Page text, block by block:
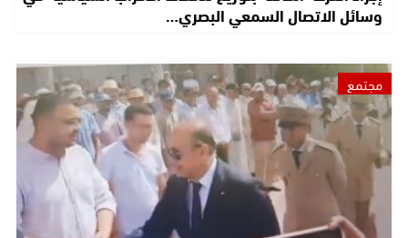
وسائل الاتصال السمعي البصري…
مجتمع